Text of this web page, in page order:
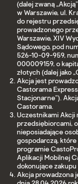
(dalej zwaną
w Warszawie, ul.
do rejestru
prowadzonego
Warszawie, XIV
Sądowego, pod
526-10-09-959,
000009159, o
złotych (dalej jako
Akcja jest
Castorama
Stacjonarne”).
Castorama.
Uczestnikami Akcji
przedsiębiorcami,
nieposiadające
gospodarczą, które
programie
Aplikacji Mobilnej
dokonujące
Akcja prowadzona